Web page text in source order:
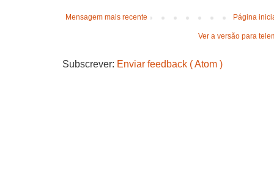
Mensagem mais recente Página
Ver a versão para
Subscrever: Enviar feedback ( Atom )